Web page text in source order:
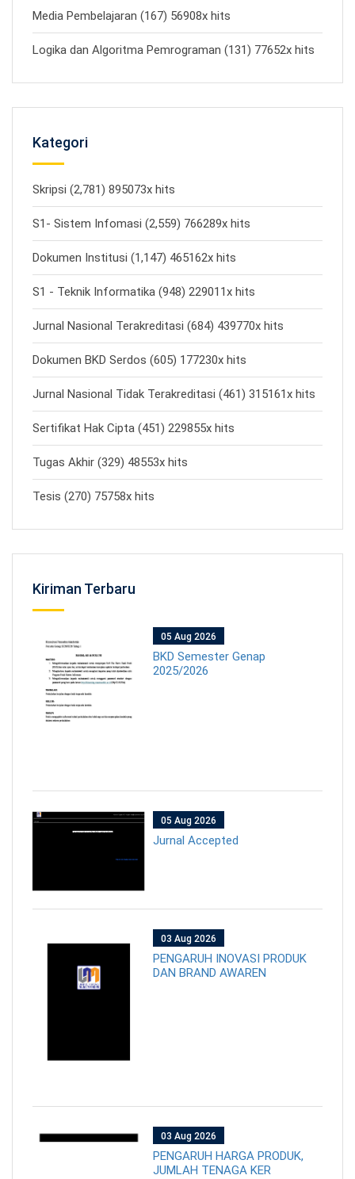
Media Pembelajaran (167) 56908x hits
Logika dan Algoritma Pemrograman (131) 77652x hits
Kategori
Skripsi (2,781) 895073x hits
S1- Sistem Infomasi (2,559) 766289x hits
Dokumen Institusi (1,147) 465162x hits
S1 - Teknik Informatika (948) 229011x hits
Jurnal Nasional Terakreditasi (684) 439770x hits
Dokumen BKD Serdos (605) 177230x hits
Jurnal Nasional Tidak Terakreditasi (461) 315161x hits
Sertifikat Hak Cipta (451) 229855x hits
Tugas Akhir (329) 48553x hits
Tesis (270) 75758x hits
Kiriman Terbaru
05 Aug 2026
BKD Semester Genap
2025/2026
05 Aug 2026
Jurnal Accepted
03 Aug 2026
PENGARUH INOVASI PRODUK
DAN BRAND AWAREN
03 Aug 2026
PENGARUH HARGA PRODUK,
JUMLAH TENAGA KER